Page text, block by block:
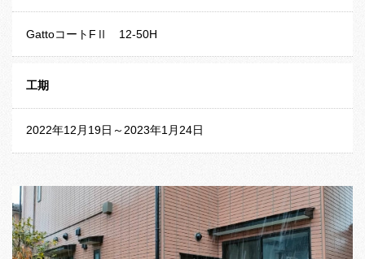
GattoコートFⅡ 12-50H
工期
2022年12月19日～2023年1月24日